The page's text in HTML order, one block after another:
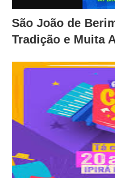
São João de
Tradição e Muita